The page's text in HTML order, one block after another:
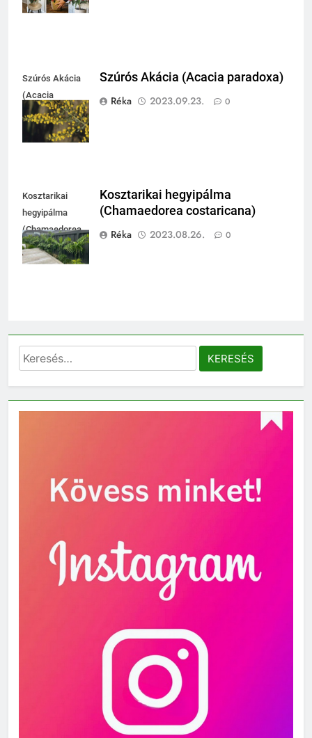
Szúrós Akácia
(Acacia
paradoxa)
Szúrós Akácia (Acacia paradoxa)
Réka
2023.09.23. 0
Kosztarikai
hegyipálma
(Chamaedorea
costaricana)
Kosztarikai hegyipálma
(Chamaedorea costaricana)
Réka
2023.08.26. 0
Keresés: